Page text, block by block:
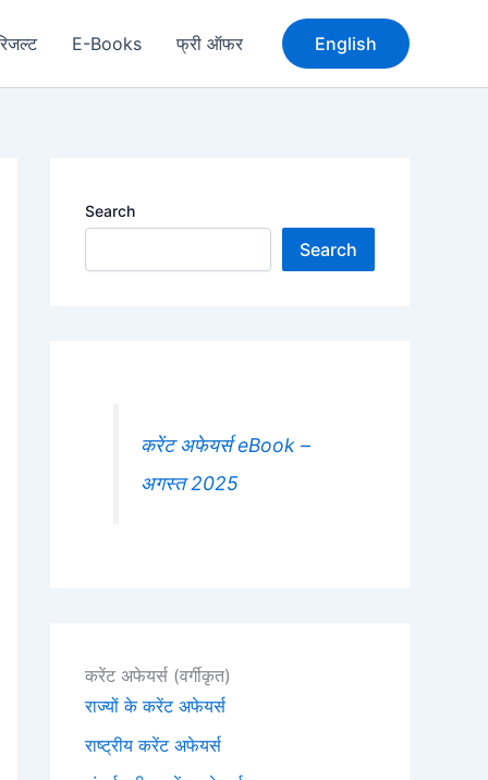
E-Books फ्री ऑफर English
Search
Search
करेंट अफेयर्स eBook –
अगस्त 2025
करेंट अफेयर्स (वर्गीकृत)
राज्यों के करेंट अफेयर्स
राष्ट्रीय करेंट अफेयर्स